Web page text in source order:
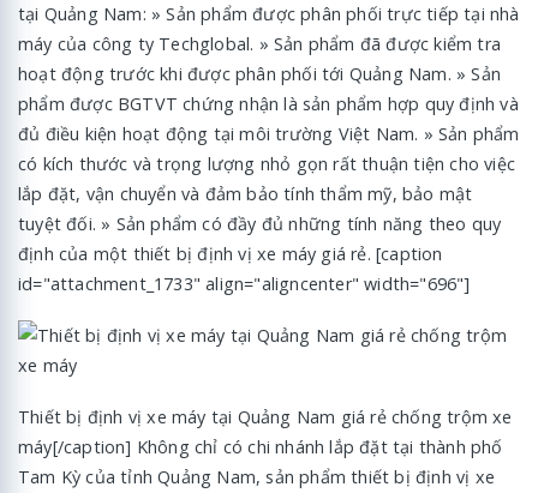
tại Quảng Nam: » Sản phẩm được phân phối trực tiếp tại nhà
máy của công ty Techglobal. » Sản phẩm đã được kiểm tra
hoạt động trước khi được phân phối tới Quảng Nam. » Sản
phẩm được BGTVT chứng nhận là sản phẩm hợp quy định và
đủ điều kiện hoạt động tại môi trường Việt Nam. » Sản phẩm
có kích thước và trọng lượng nhỏ gọn rất thuận tiện cho việc
lắp đặt, vận chuyển và đảm bảo tính thẩm mỹ, bảo mật
tuyệt đối. » Sản phẩm có đầy đủ những tính năng theo quy
định của một thiết bị định vị xe máy giá rẻ. [caption
id="attachment_1733" align="aligncenter" width="696"]
Thiết bị định vị xe máy tại Quảng Nam giá rẻ chống trộm xe
máy[/caption] Không chỉ có chi nhánh lắp đặt tại thành phố
Tam Kỳ của tỉnh Quảng Nam, sản phẩm thiết bị định vị xe